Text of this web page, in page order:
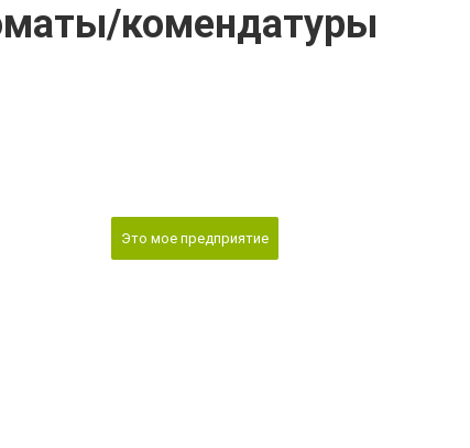
комендатуры
Это мое предприятие